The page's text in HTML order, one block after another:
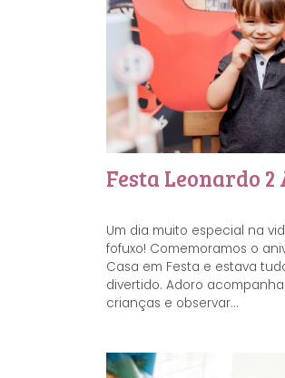
Festa Leonardo 2
Um dia muito especial na
fofuxo! Comemoramos o
Casa em Festa e estava
divertido. Adoro
crianças e observar...